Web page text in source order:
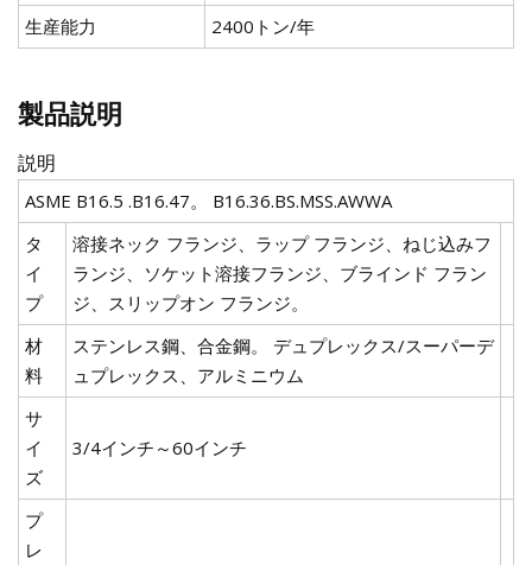
生産能力
2400トン/年
製品説明
説明
ASME B16.5 .B16.47。 B16.36.BS.MSS.AWWA
タ
イ
プ
溶接ネック フランジ、ラップ フランジ、ねじ込みフ
ランジ、ソケット溶接フランジ、ブラインド フラン
ジ、スリップオン フランジ。
材
料
ステンレス鋼、合金鋼。 デュプレックス/スーパーデ
ュプレックス、アルミニウム
サ
イ
ズ
3/4インチ～60インチ
プ
レ